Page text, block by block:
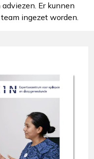
Er kunnen
ingezet worden.